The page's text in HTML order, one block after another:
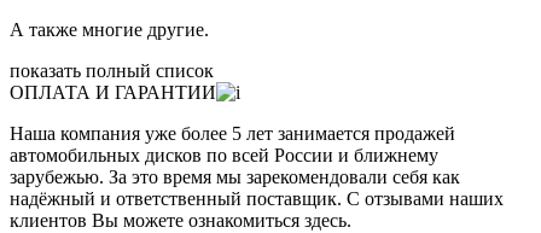
А также многие другие.
показать полный список
ОПЛАТА И ГАРАНТИИ
Наша компания уже более 5 лет занимается продажей
автомобильных дисков по всей России и ближнему
зарубежью. За это время мы зарекомендовали себя как
надёжный и ответственный поставщик. С отзывами наших
клиентов Вы можете ознакомиться здесь.